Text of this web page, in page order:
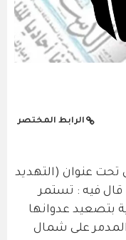
الرابط المختصر
عنوان (التهديد
قال فيه : تستمر
بتصعيد عدوانها
على شمال